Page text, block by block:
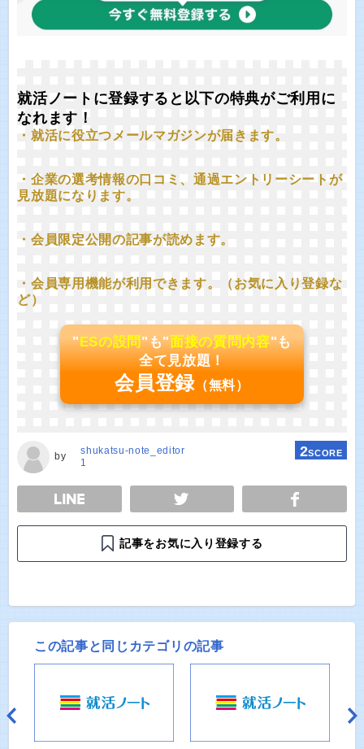
就活ノートに登録すると以下の特典がご利用に
なれます！
・就活に役立つメールマガジンが届きます。
・企業の選考情報の口コミ、通過エントリーシートが
見放題になります。
・会員限定公開の記事が読めます。
・会員専用機能が利用できます。（お気に入り登録な
ど）
"ESの設問"も"面接の質問内容"も
全て見放題！
会員登録 （無料）
by
shukatsu-note_editor
1
2SCORE
TWEET
記事をお気に入り登録する
この記事と同じカテゴリの記事